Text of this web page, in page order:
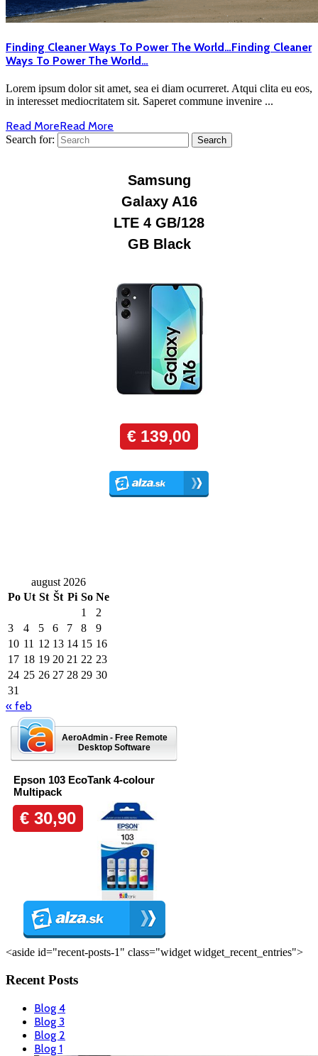
Finding Cleaner Ways To Power The World…Finding Cleaner
Ways To Power The World…
Lorem ipsum dolor sit amet, sea ei diam ocurreret. Atqui clita eu eos,
in interesset mediocritatem sit. Saperet commune invenire ...
Read MoreRead More
Search for:
august 2026
Po Ut St Št Pi So Ne
1
2
3
4 5 6 7 8
9
10 11 12 13 14 15 16
17 18 19 20 21 22 23
24 25 26 27 28 29 30
31
« feb
AeroAdmin - Free Remote
Desktop Software
<aside id="recent-posts-1" class="widget widget_recent_entries">
Recent Posts
Blog 4
Blog 3
Blog 2
Blog 1